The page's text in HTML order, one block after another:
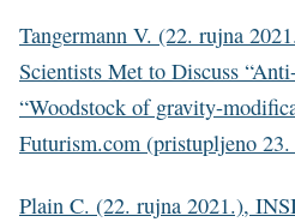
Tangermann V. (22. rujna
Scientists Met to Discuss
“Woodstock of gravity-
Futurism.com (pristupljeno
Plain C. (22. rujna 2021.),